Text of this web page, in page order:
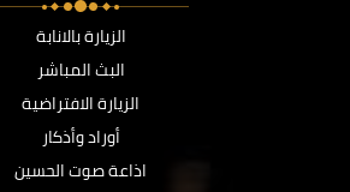
الزيارة بالانابة
البث المباشر
الزيارة الافتراضية
أوراد وأذكار
اذاعة صوت الحسين